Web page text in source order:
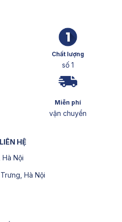
Chất lượng
số 1
Miễn phí
vận chuyển
LIÊN HỆ
Nội
Hà Nội